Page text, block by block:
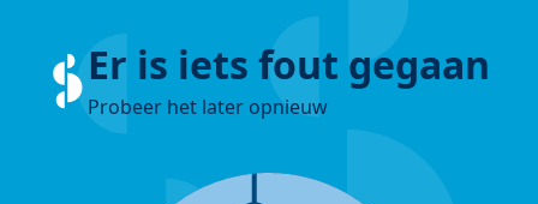
Er is iets fout gegaan
Probeer het later opnieuw